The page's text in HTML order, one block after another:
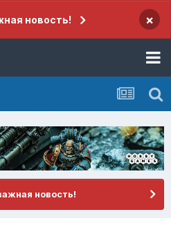
новость! ×
новость!